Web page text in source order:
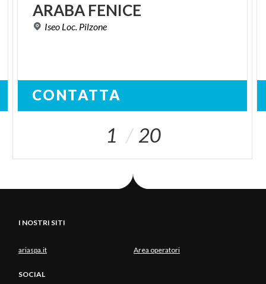
ARABA FENICE
Iseo Loc. Pilzone
CONTATTA
1 20
I NOSTRI SITI
ariaspa.it Area operatori
SOCIAL